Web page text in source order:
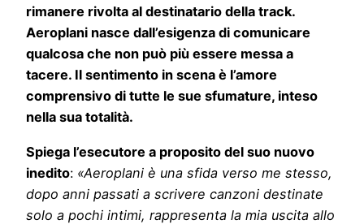
rimanere rivolta al destinatario della track.
Aeroplani nasce dall’esigenza di comunicare
qualcosa che non può più essere messa a
tacere. Il sentimento in scena è l’amore
comprensivo di tutte le sue sfumature, inteso
nella sua totalità.
Spiega l’esecutore a proposito del suo nuovo
inedito: «Aeroplani è una sfida verso me stesso,
dopo anni passati a scrivere canzoni destinate
solo a pochi intimi, rappresenta la mia uscita allo